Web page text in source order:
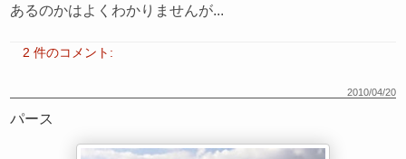
あるのかはよくわかりませんが...
2 件のコメント:
2010/04/20
パース